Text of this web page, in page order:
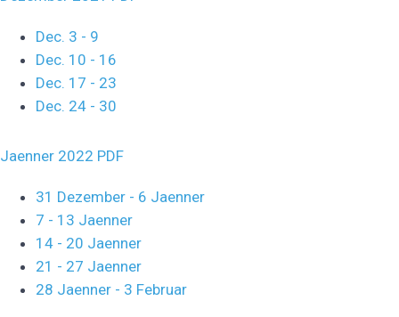
Dec. 3 - 9
Dec. 10 - 16
Dec. 17 - 23
Dec. 24 - 30
Jaenner 2022 PDF
31 Dezember - 6 Jaenner
7 - 13 Jaenner
14 - 20 Jaenner
21 - 27 Jaenner
28 Jaenner - 3 Februar